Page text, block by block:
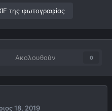
της φωτογραφίας
Ακολουθούν 0
18, 2019